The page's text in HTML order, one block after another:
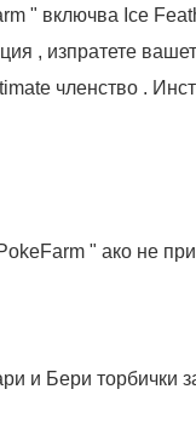
" включва Ice
, изпратете
членство .
" ако не
и Бери торбички